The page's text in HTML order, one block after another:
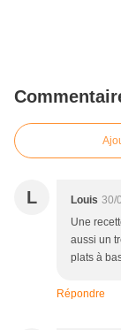
L Louis 30/
Une
aussi un
plats à
Répondre